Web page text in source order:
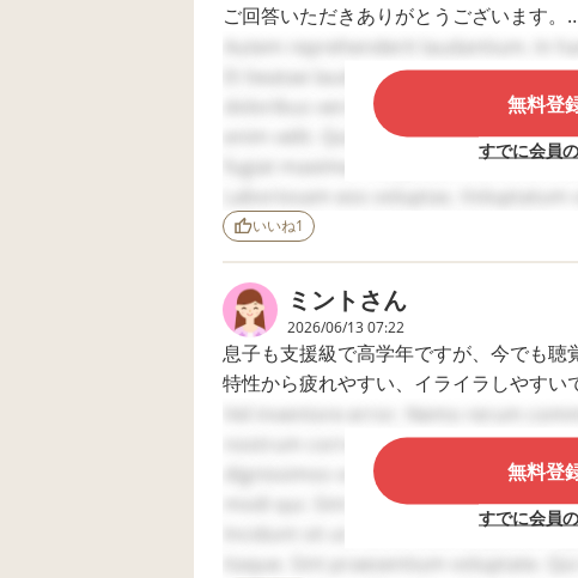
ご回答いただきありがとうございます。
２歳半前には診断がおりてましたので
家の近くに療育園があったのでそちらへ
全員で30人程度しかおらず、その年に
い子様々でしたので、確かににぎやか
規模も小さいので、小学校の大きさが
てないので、子供にとっては不安でしか
療育園はやはり視覚支援優先でしたし、
た。
手帳は軽度ですが、自閉症の部分でい
が、中度〜重度なのかもしれません。
今度聞いてみようと思います。
苦手な音にも慣れてくることがあるので
特にこの音が苦手というのはまだつか
られてある程度大丈夫になったお話し
Autem reprehenderit laudantium. In
Et beatae laudantium. Laboriosam
doloribus vero. Voluptatem non
enim velit. Quis rerum et. Aut est
fugiat maxime. Voluptatem ut et. Id
Laboriosam eos voluptas. Voluptatum
voluptatum modi. Natus labore
praesentium et. Modi adipisci aut.
無料登
すでに会員
いいね1
ミント さん
2026/06/13 07:22
息子も支援級で高学年ですが、今でも
特性から疲れやすい、イライラしやす
た。今は朝行き渋りが毎日あり、2.3時
しています。
まずは周り（担任）の理解と対応が必要
特に母子分離についてや、ひびの生活
Vel inventore error. Nemo rerum
nostrum corrupti. Repudiandae
dignissimos voluptas. Aut quis quos.
modi qui. Sint numquam voluptates.
Incidunt sit ut. Rerum aut corporis.
itaque. Sint praesentium voluptate.
無料登
すでに会員